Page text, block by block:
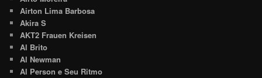
Airton Lima Barbosa
Akira S
AKT2 Frauen Kreisen
Al Brito
Al Newman
Al Person e Seu Ritmo